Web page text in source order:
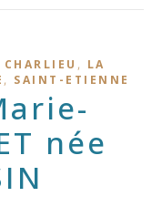
CHARLIEU , LA
, SAINT-ETIENNE
née